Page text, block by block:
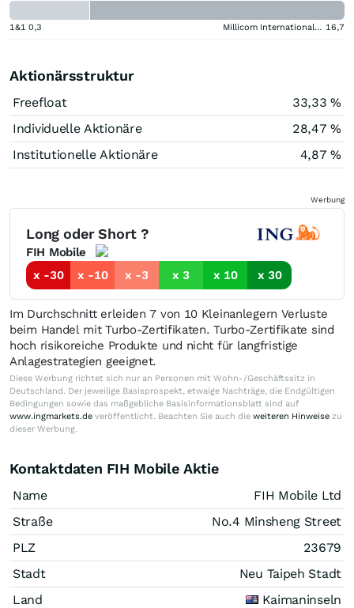
1&1 0,3 Millicom International Cellular 16,7
Aktionärsstruktur
Freefloat
33,33 %
Individuelle Aktionäre
28,47 %
Institutionelle Aktionäre
4,87 %
Werbung
Long oder Short ?
FIH Mobile
x -30
x -10 x -3 x 3 x 10 x 30
Im Durchschnitt erleiden 7 von 10 Kleinanlegern Verluste
beim Handel mit Turbo-Zertifikaten. Turbo-Zertifikate sind
hoch risikoreiche Produkte und nicht für langfristige
Anlagestrategien geeignet.
Diese Werbung richtet sich nur an Personen mit Wohn-/Geschäftssitz in
Deutschland. Der jeweilige Basisprospekt, etwaige Nachträge, die Endgültigen
Bedingungen sowie das maßgebliche Basisinformationsblatt sind auf
www.ingmarkets.de veröffentlicht. Beachten Sie auch die weiteren Hinweise zu
dieser Werbung.
Kontaktdaten FIH Mobile Aktie
Name
FIH Mobile Ltd
Straße
No.4 Minsheng Street
PLZ
23679
Stadt
Neu Taipeh Stadt
Land
Kaimaninseln